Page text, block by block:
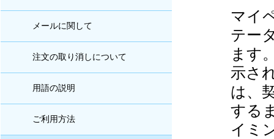
メールに関して
注文の取り消しについて
用語の説明
ご利用方法
マイ
テー
ます
示さ
は、
する
イミ